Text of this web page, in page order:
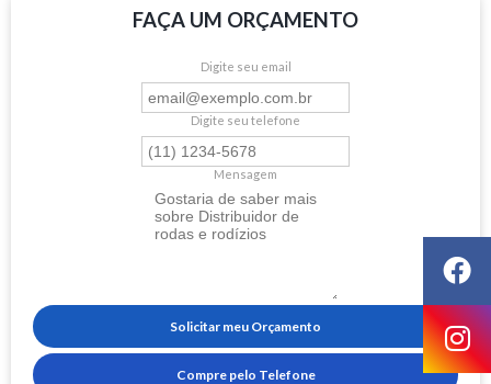
FAÇA UM ORÇAMENTO
Digite seu email
Digite seu telefone
Mensagem
Solicitar meu Orçamento
Compre pelo Telefone